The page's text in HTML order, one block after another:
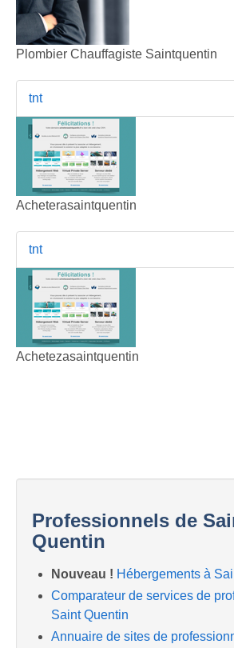
Plombier Chauffagiste Saintquentin
tnt
Acheterasaintquentin
tnt
Achetezasaintquentin
Professionnels de
Quentin
Nouveau ! Hébergements à
Comparateur de services de
Saint Quentin
Annuaire de sites de